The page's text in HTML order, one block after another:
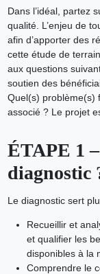
Dans l’idéal, partez
qualité. L’enjeu de
afin d’apporter des
cette étude de
aux questions
soutien des
Quel(s) problème(s)
associé ? Le projet
ÉTAPE 1
diagnostic
Le diagnostic sert
Recueillir et
et qualifier les
disponibles à la
Comprendre le